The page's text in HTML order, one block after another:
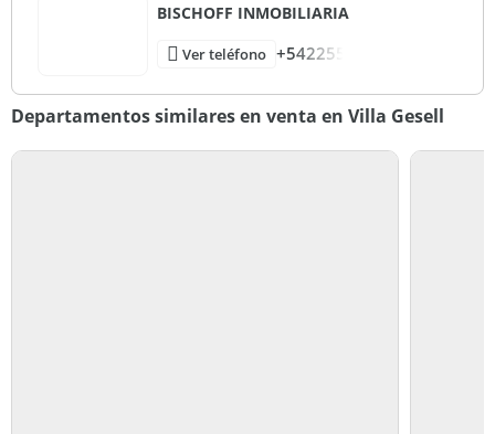
BISCHOFF INMOBILIARIA
Ver teléfono +542255
Departamentos similares en venta en Villa Gesell